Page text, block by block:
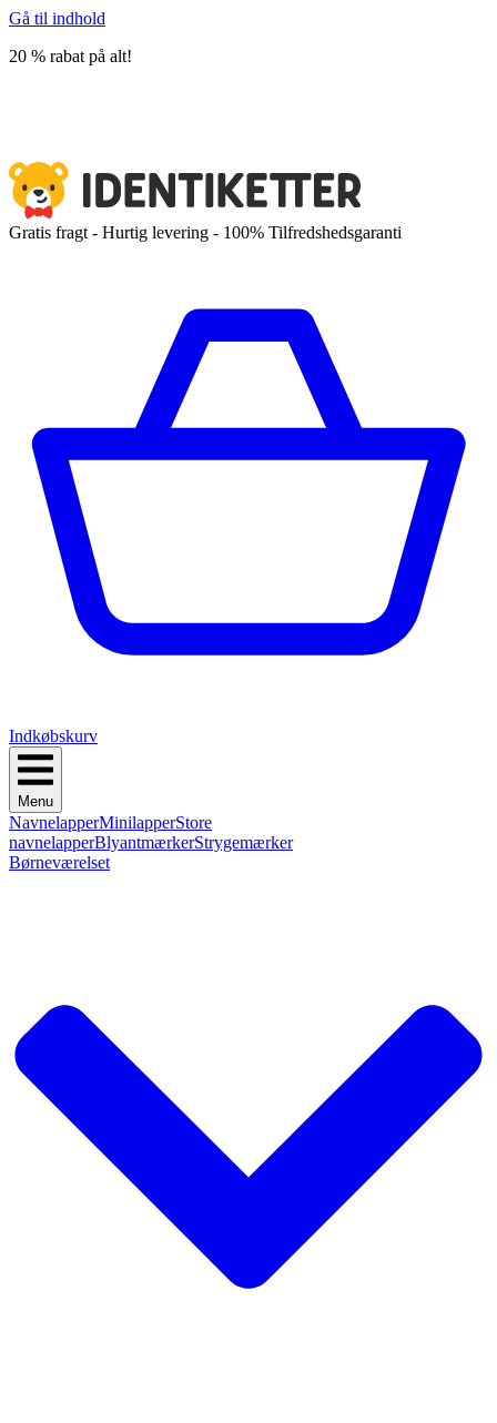
Gå til indhold
20 % rabat på alt!
Gratis fragt - Hurtig levering - 100% Tilfredshedsgaranti
Indkøbskurv
Menu
NavnelapperMinilapperStore
navnelapperBlyantmærkerStrygemærker
Børneværelset